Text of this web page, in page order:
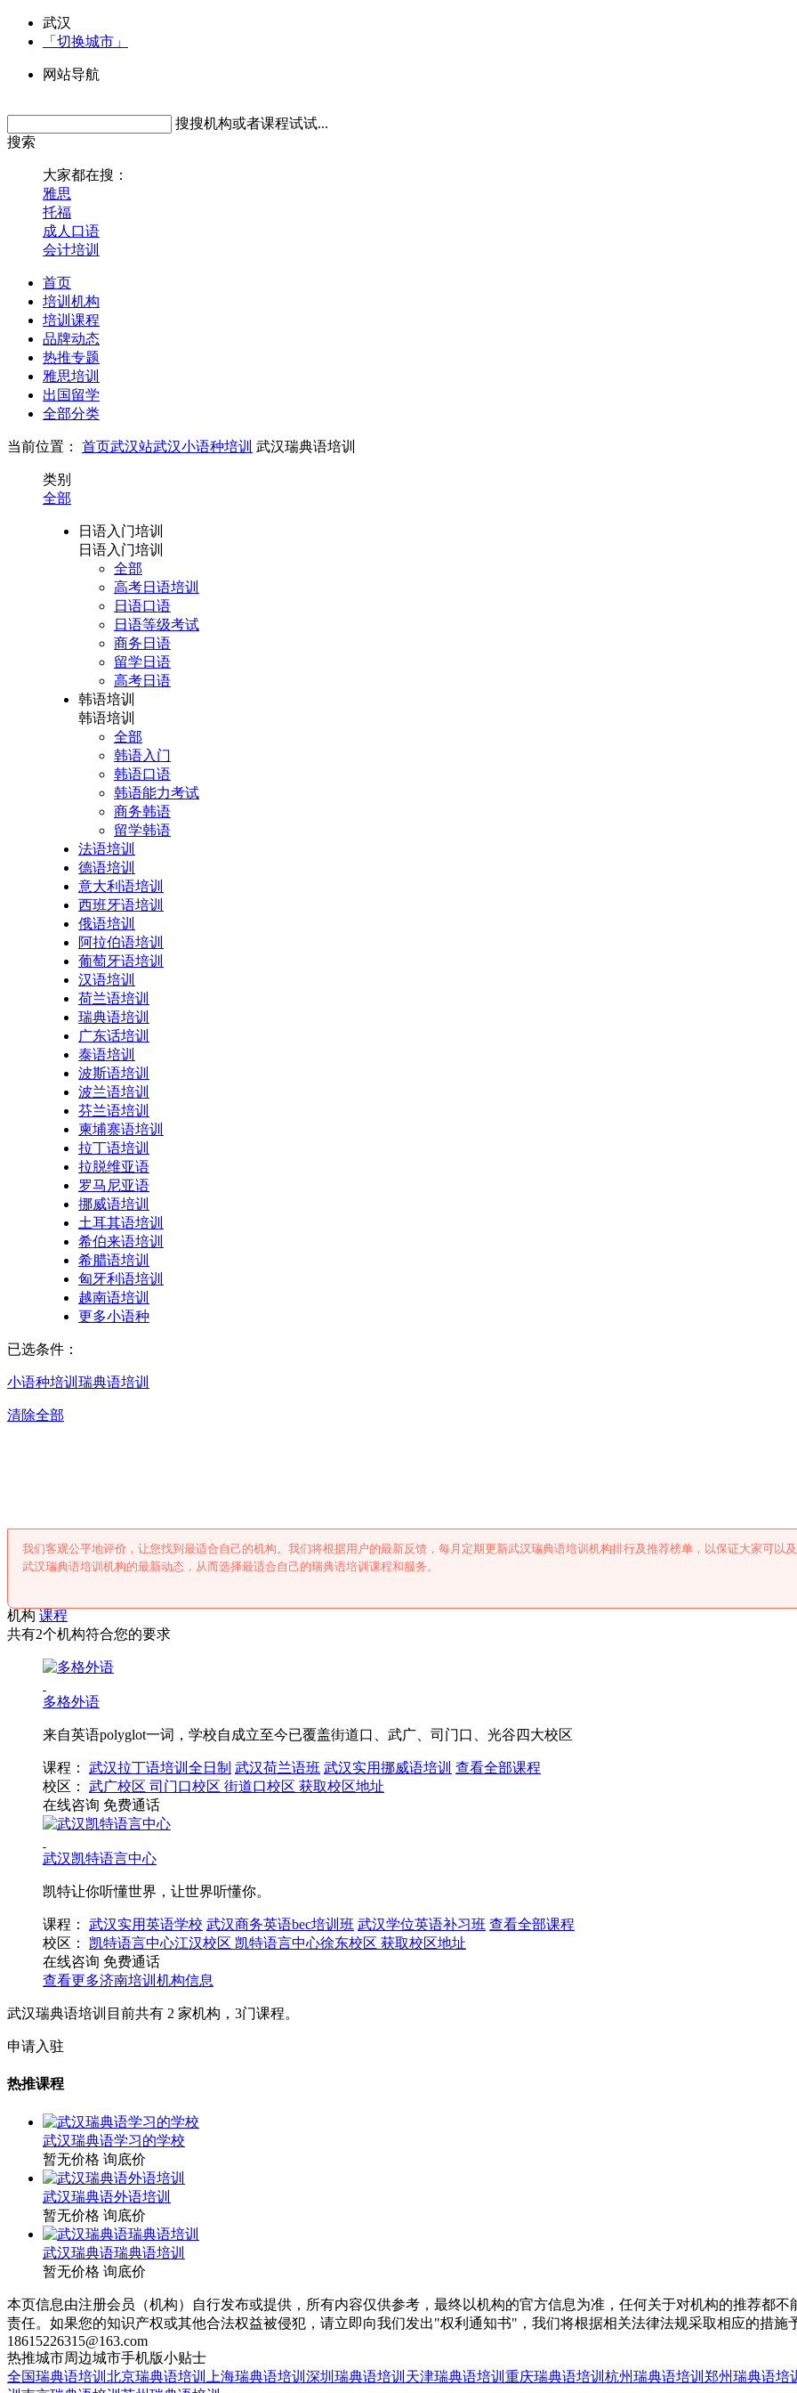
武汉
「切换城市」
网站导航
搜搜机构或者课程试试...
搜索
大家都在搜：
雅思
托福
成人口语
会计培训
首页
培训机构
培训课程
品牌动态
热推专题
雅思培训
出国留学
全部分类
当前位置： 首页武汉站武汉小语种培训 武汉瑞典语培训
类别
全部
日语入门培训
日语入门培训
全部
高考日语培训
日语口语
日语等级考试
商务日语
留学日语
高考日语
韩语培训
韩语培训
全部
韩语入门
韩语口语
韩语能力考试
商务韩语
留学韩语
法语培训
德语培训
意大利语培训
西班牙语培训
俄语培训
阿拉伯语培训
葡萄牙语培训
汉语培训
荷兰语培训
瑞典语培训
广东话培训
泰语培训
波斯语培训
波兰语培训
芬兰语培训
柬埔寨语培训
拉丁语培训
拉脱维亚语
罗马尼亚语
挪威语培训
土耳其语培训
希伯来语培训
希腊语培训
匈牙利语培训
越南语培训
更多小语种
已选条件：
小语种培训 瑞典语培训
清除全部
我们客观公平地评价，让您找到最适合自己的机构。我们将根据用户的最新反馈，每月定期更新武汉瑞典语培训机构排行及推荐榜单，以保证大家可以
武汉瑞典语培训机构的最新动态，从而选择最适合自己的瑞典语培训课程和服务。
机构 课程
共有2个机构符合您的要求
多格外语
来自英语polyglot一词，学校自成立至今已覆盖街道口、武广、司门口、光谷四大校区
课程： 武汉拉丁语培训全日制 武汉荷兰语班 武汉实用挪威语培训 查看全部课程
校区：
武广校区 司门口校区 街道口校区 获取校区地址
在线咨询 免费通话
武汉凯特语言中心
凯特让你听懂世界，让世界听懂你。
课程： 武汉实用英语学校 武汉商务英语bec培训班 武汉学位英语补习班 查看全部课程
校区：
凯特语言中心江汉校区 凯特语言中心徐东校区 获取校区地址
在线咨询 免费通话
查看更多济南培训机构信息
武汉瑞典语培训目前共有 2 家机构， 3门课程。
申请入驻
热推课程
武汉瑞典语学习的学校
暂无价格 询底价
武汉瑞典语外语培训
暂无价格 询底价
武汉瑞典语瑞典语培训
暂无价格 询底价
本页信息由注册会员（机构）自行发布或提供，所有内容仅供参考，最终以机构的官方信息为准，任何关于对机构的推荐都
责任。如果您的知识产权或其他合法权益被侵犯，请立即向我们发出"权利通知书"，我们将根据相关法律法规采取相应的措
18615226315@163.com
热推城市周边城市手机版小贴士
全国瑞典语培训 北京瑞典语培训 上海瑞典语培训 深圳瑞典语培训 天津瑞典语培训 重庆瑞典语培训 杭州瑞典语培训 郑州瑞典语培